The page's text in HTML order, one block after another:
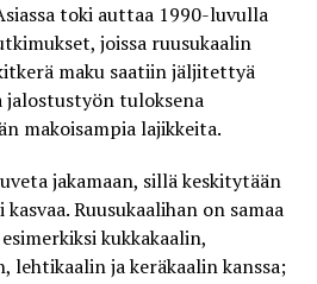
toki auttaa 1990-luvulla
joissa ruusukaalin
maku saatiin jäljitettyä
jalostustyön tuloksena
makoisampia lajikkeita.
jakamaan, sillä keskitytään
Ruusukaalihan on samaa
kukkakaalin,
lehtikaalin ja keräkaalin kanssa;